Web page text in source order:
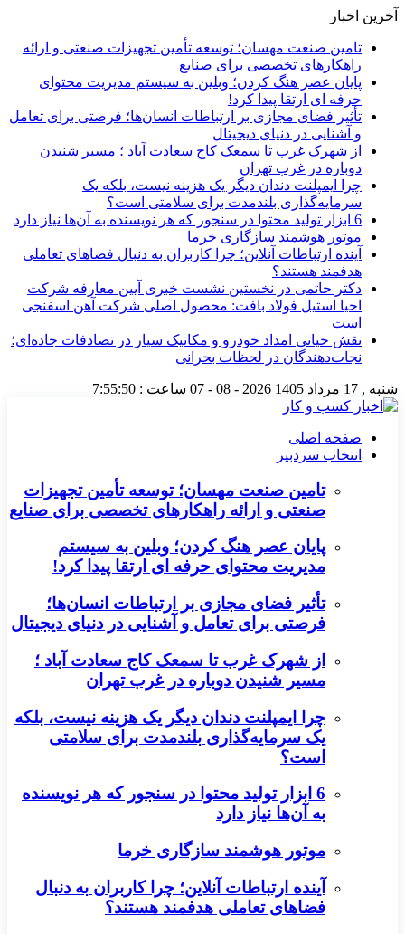
آخرین اخبار
تامین صنعت مهسان؛ توسعه تأمین تجهیزات صنعتی و ارائه
راهکارهای تخصصی برای صنایع
پایان عصر هنگ کردن؛ وبلین به سیستم مدیریت محتوای
حرفه ای ارتقا پیدا کرد!
تأثیر فضای مجازی بر ارتباطات انسان‌ها؛ فرصتی برای تعامل
و آشنایی در دنیای دیجیتال
از شهرک غرب تا سمعک کاج سعادت آباد ؛ مسیر شنیدن
دوباره در غرب تهران
چرا ایمپلنت دندان دیگر یک هزینه نیست، بلکه یک
سرمایه‌گذاری بلندمدت برای سلامتی است؟
6 ابزار تولید محتوا در سنجور که هر نویسنده به آن‌ها نیاز دارد
موتور هوشمند سازگاری خرما
آینده ارتباطات آنلاین؛ چرا کاربران به دنبال فضاهای تعاملی
هدفمند هستند؟
دکتر حاتمی در نخستین نشست خبری آیین معارفه شرکت
احیا استیل فولاد بافت: محصول اصلی شرکت آهن اسفنجی
است
نقش حیاتی امداد خودرو و مکانیک سیار در تصادفات جاده‌ای؛
نجات‌دهندگان در لحظات بحرانی
شنبه , 17 مرداد 1405 2026 - 08 - 07 ساعت : 7:55:51
صفحه اصلی
انتخاب سردبیر
تامین صنعت مهسان؛ توسعه تأمین تجهیزات
صنعتی و ارائه راهکارهای تخصصی برای صنایع
پایان عصر هنگ کردن؛ وبلین به سیستم
مدیریت محتوای حرفه ای ارتقا پیدا کرد!
تأثیر فضای مجازی بر ارتباطات انسان‌ها؛
فرصتی برای تعامل و آشنایی در دنیای دیجیتال
از شهرک غرب تا سمعک کاج سعادت آباد ؛
مسیر شنیدن دوباره در غرب تهران
چرا ایمپلنت دندان دیگر یک هزینه نیست، بلکه
یک سرمایه‌گذاری بلندمدت برای سلامتی
است؟
6 ابزار تولید محتوا در سنجور که هر نویسنده
به آن‌ها نیاز دارد
موتور هوشمند سازگاری خرما
آینده ارتباطات آنلاین؛ چرا کاربران به دنبال
فضاهای تعاملی هدفمند هستند؟